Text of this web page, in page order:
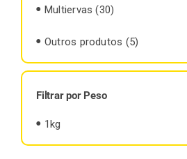
Multiervas (30)
Outros produtos (5)
Filtrar por Peso
1kg